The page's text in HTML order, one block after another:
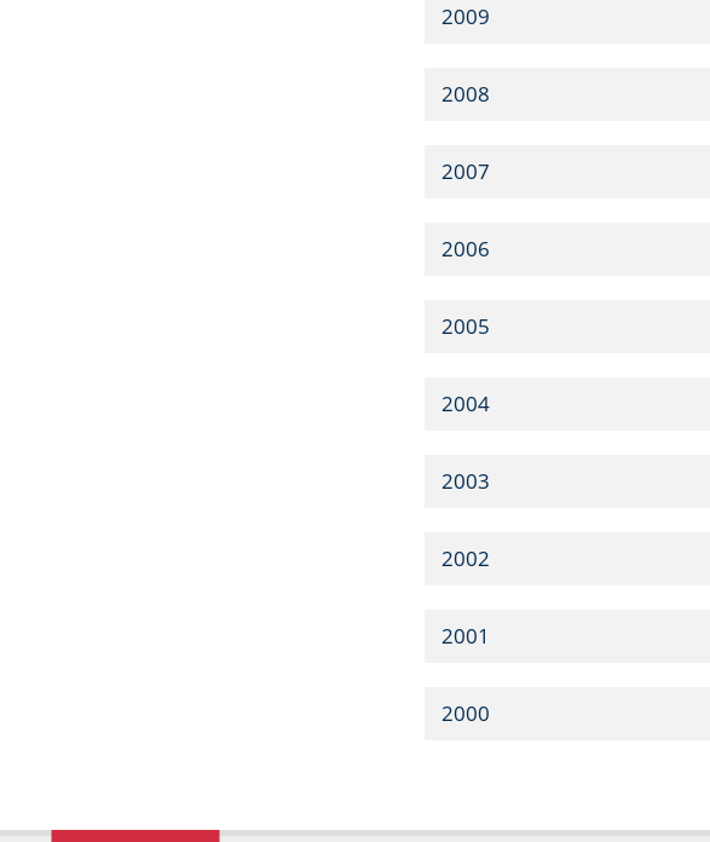
2009
2008
2007
2006
2005
2004
2003
2002
2001
2000